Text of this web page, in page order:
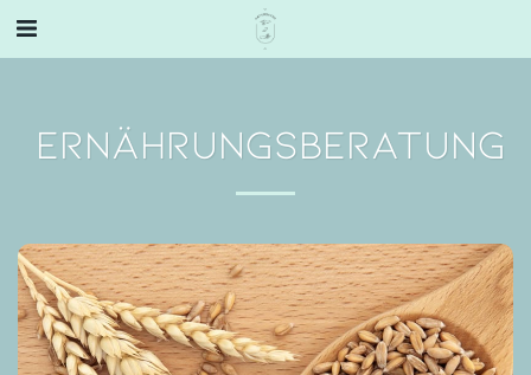
ERNÄHRUNGSBERATUNG